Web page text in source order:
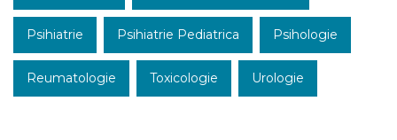
Psihiatrie Psihiatrie Pediatrica Psihologie
Reumatologie Toxicologie Urologie